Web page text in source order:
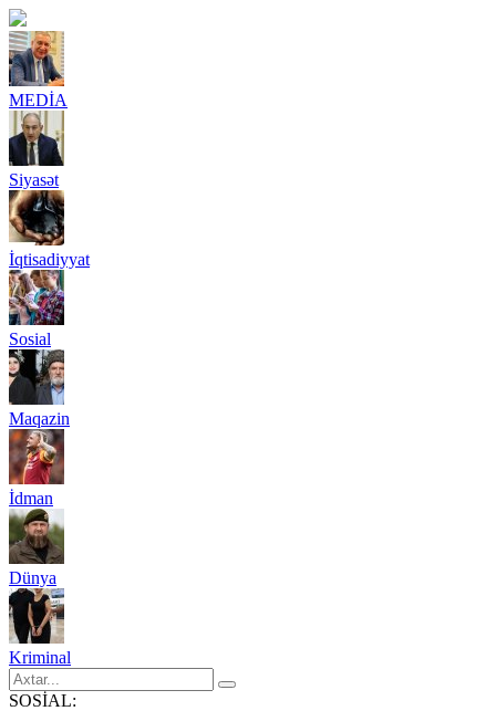
MEDİA
Siyasət
İqtisadiyyat
Sosial
Maqazin
İdman
Dünya
Kriminal
SOSİAL: